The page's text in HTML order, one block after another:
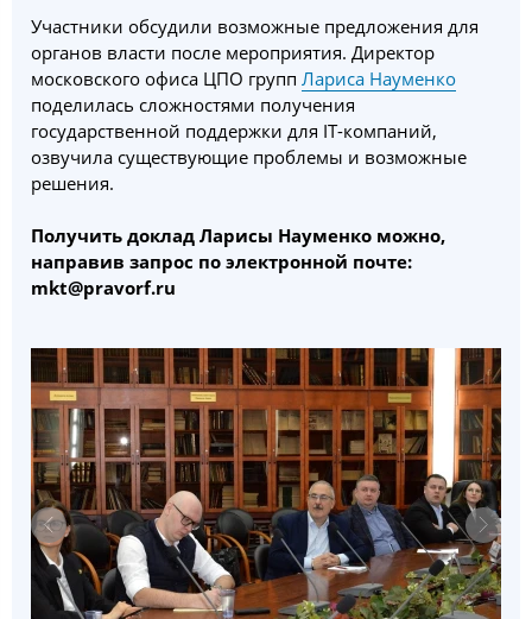
Участники обсудили возможные предложения для
органов власти после мероприятия. Директор
московского офиса ЦПО групп Лариса Науменко
поделилась сложностями получения
государственной поддержки для IT-компаний,
озвучила существующие проблемы и возможные
решения.
Получить доклад Ларисы Науменко можно,
направив запрос по электронной почте:
mkt@pravorf.ru